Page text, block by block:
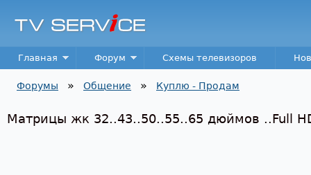
TV
Service
Main menu
Главная Форум Схемы телевизоров
Форумы » Общение » Куплю - Продам
Матрицы жк 32..43..50..55..65 дюймов ..Full